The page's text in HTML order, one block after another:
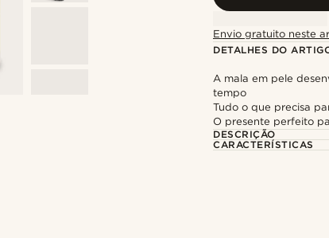
Envio gratuito neste
DETALHES DO
A mala em pele
tempo
Tudo o que precisa
O presente perfeito
DESCRIÇÃO
CARACTERÍSTICAS